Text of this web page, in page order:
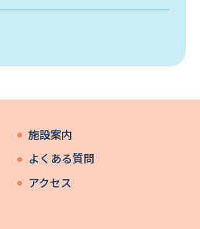
施設案内
よくある質問
アクセス